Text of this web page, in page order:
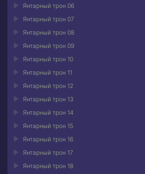
Янтарный трон 06
Янтарный трон 07
Янтарный трон 08
Янтарный трон 09
Янтарный трон 10
Янтарный трон 11
Янтарный трон 12
Янтарный трон 13
Янтарный трон 14
Янтарный трон 15
Янтарный трон 16
Янтарный трон 17
Янтарный трон 18